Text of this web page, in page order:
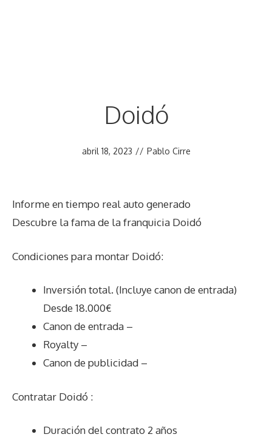
Doidó
abril 18, 2023 // Pablo Cirre
Informe en tiempo real auto generado
Descubre la fama de la franquicia Doidó
Condiciones para montar Doidó:
Inversión total. (Incluye canon de entrada)
Desde 18.000€
Canon de entrada –
Royalty –
Canon de publicidad –
Contratar Doidó :
Duración del contrato 2 años